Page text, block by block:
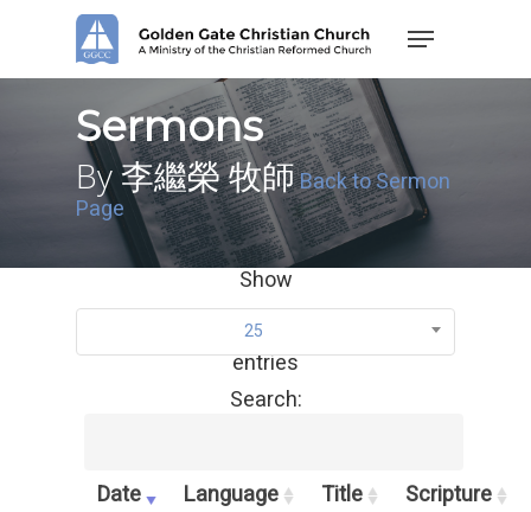
Menu
Sermons
By 李繼榮 牧師Back to Sermon
Page
Show
25
entries
Search:
Date Language Title
Scripture